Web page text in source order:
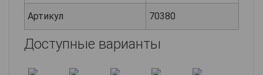
Артикул 70380
Доступные варианты